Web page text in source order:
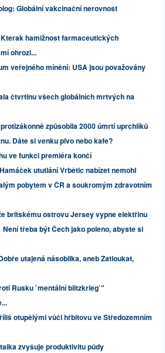
Globální vakcinační nerovnost
Kterak hamižnost farmaceutických
ohrozi...
veřejného mínění: USA jsou považovány
čtvrtinu všech globálních mrtvých na
způsobila 2000 úmrtí uprchlíků
Dáte si venku pivo nebo kafe?
ve funkci premiéra končí
ututlání Vrbětic nabízet nemohl
pobytem v ČR a soukromým zdravotním
britskému ostrovu Jersey vypne elektřinu
Není třeba být Čech jako poleno, abyste si
utajená násobilka, aneb Zatloukat,
Rusku `mentální blitzkrieg`"
otupělými vůči hřbitovu ve Středozemním
zvyšuje produktivitu půdy